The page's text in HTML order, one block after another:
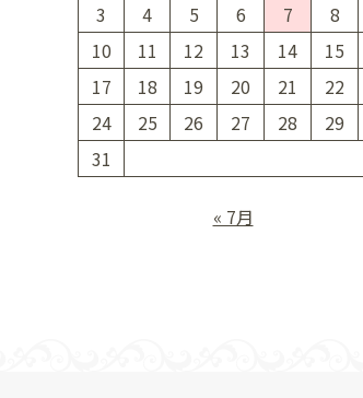
3
4 5 6 7 8
10
11 12 13 14 15
17
18 19 20 21 22
24
25 26 27 28 29
31
« 7月